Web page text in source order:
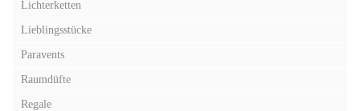
Lichterketten
Lieblingsstücke
Paravents
Raumdüfte
Regale